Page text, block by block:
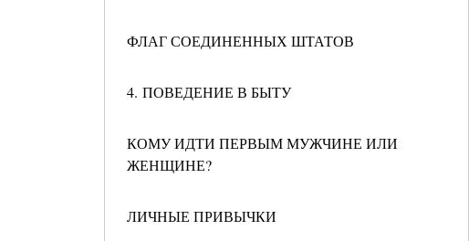
ФЛАГ СОЕДИНЕННЫХ ШТАТОВ
4. ПОВЕДЕНИЕ В БЫТУ
КОМУ ИДТИ ПЕРВЫМ МУЖЧИНЕ ИЛИ
ЖЕНЩИНЕ?
ЛИЧНЫЕ ПРИВЫЧКИ